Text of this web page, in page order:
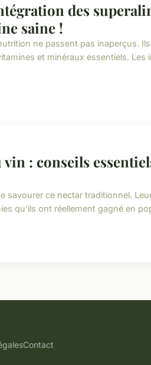
des
saine !
ne passent pas inaperçus.
et minéraux essentiels. Les
: conseils
savourer ce nectar traditionnel.
qu'ils ont réellement gagné en
Contact